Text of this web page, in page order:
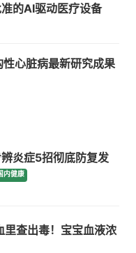
的AI驱动医疗设备
心脏病最新研究成果
炎症5招彻底防复发
内健康
里查出毒！宝宝血液浓